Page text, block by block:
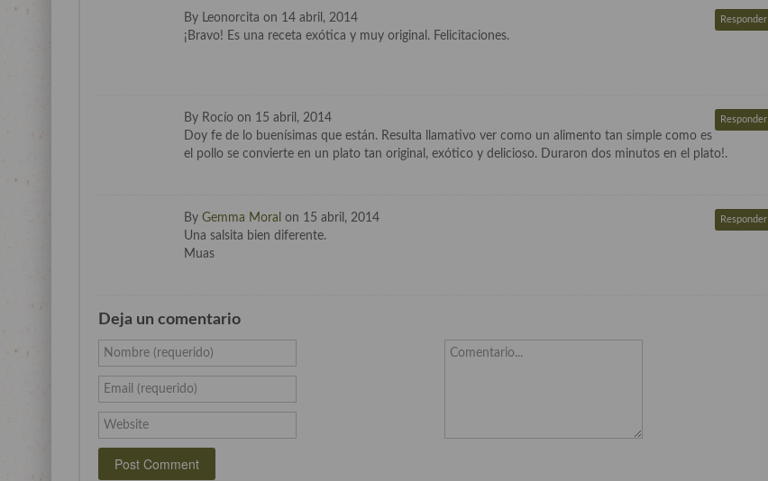
By Leonorcita on 14 abril, 2014 Responder
¡Bravo! Es una receta exótica y muy original. Felicitaciones.
By Rocío on 15 abril, 2014 Responder
Doy fe de lo buenísimas que están. Resulta llamativo ver como un alimento tan simple como es
el pollo se convierte en un plato tan original, exótico y delicioso. Duraron dos minutos en el plato!.
By Gemma Moral on 15 abril, 2014 Responder
Una salsita bien diferente.
Muas
Deja un comentario
Nombre (requerido)
Email (requerido)
Website
Comentario...